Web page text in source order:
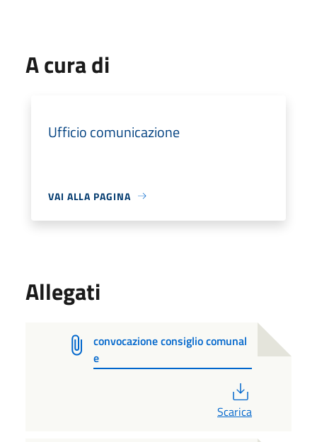
A cura di
Ufficio comunicazione
VAI ALLA PAGINA
Allegati
convocazione consiglio comunal
e
Scarica